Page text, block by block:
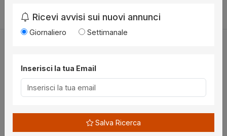
Utilità
Chi siamo
Disclaimer
Ricevi avvisi sui nuovi annunci
Giornaliero Settimanale
Inserisci la tua Email
Salva Ricerca